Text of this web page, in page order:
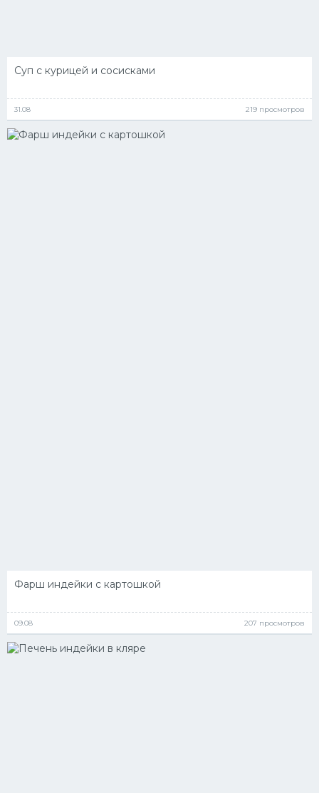
Суп с курицей и сосисками
31.08 219 просмотров
Фарш индейки с картошкой
09.08 207 просмотров